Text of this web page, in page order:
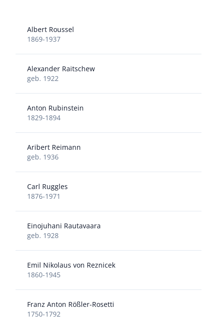
Albert Roussel
1869-1937
Alexander Raitschew
geb. 1922
Anton Rubinstein
1829-1894
Aribert Reimann
geb. 1936
Carl Ruggles
1876-1971
Einojuhani Rautavaara
geb. 1928
Emil Nikolaus von Reznicek
1860-1945
Franz Anton Rößler-Rosetti
1750-1792